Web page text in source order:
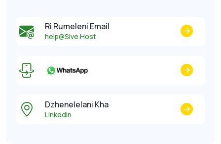
Ri Rumeleni Email
help@Sive.Host
Dzhenelelani Kha
LinkedIn